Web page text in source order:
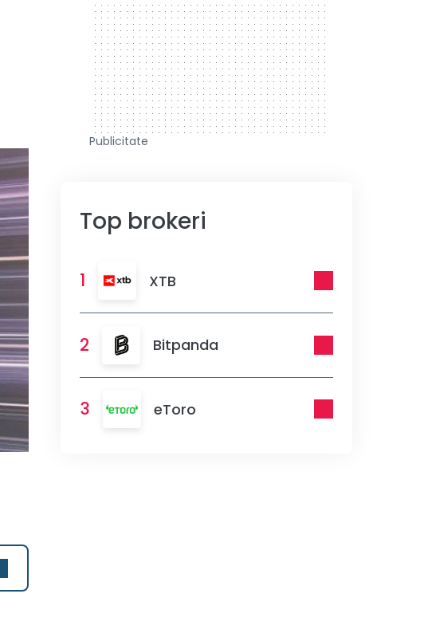
Publicitate
Top brokeri
1 XTB
2 Bitpanda
3 eToro